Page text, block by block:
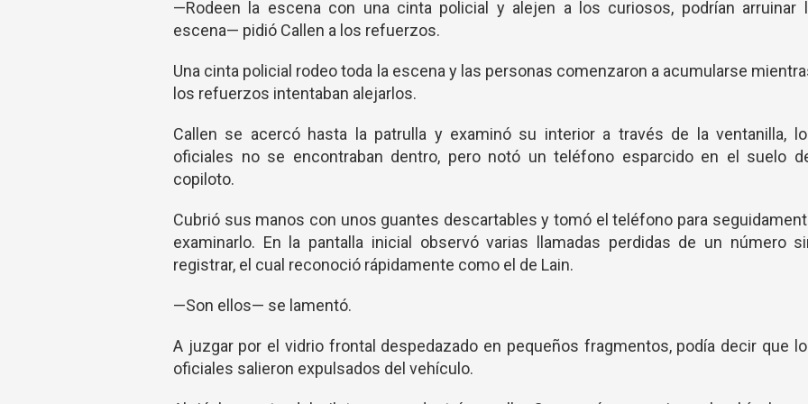
—Rodeen la escena con una cinta policial y alejen a los curiosos, podrían arruinar
escena— pidió Callen a los refuerzos.
Una cinta policial rodeo toda la escena y las personas comenzaron a acumularse
los refuerzos intentaban alejarlos.
Callen se acercó hasta la patrulla y examinó su interior a través de la ventanilla,
oficiales no se encontraban dentro, pero notó un teléfono esparcido en el suelo
copiloto.
Cubrió sus manos con unos guantes descartables y tomó el teléfono para
examinarlo. En la pantalla inicial observó varias llamadas perdidas de un número
registrar, el cual reconoció rápidamente como el de Lain.
—Son ellos— se lamentó.
A juzgar por el vidrio frontal despedazado en pequeños fragmentos, podía decir que
oficiales salieron expulsados del vehículo.